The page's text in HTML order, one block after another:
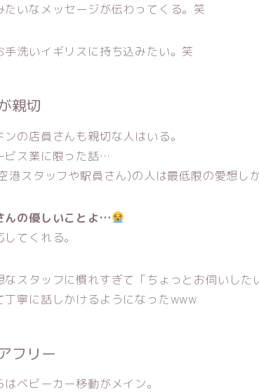
たいなメッセージが伝わってくる。笑
手洗いイギリスに持ち込みたい。笑
親切
の店員さんも親切な人はいる。
ビス業に限った話…
港スタッフや駅員さん)の人は最低限の愛想し
んの優しいことよ…
てくれる。
なスタッフに慣れすぎて「ちょっとお伺いした
丁寧に話しかけるようになったwww
フリー
ベビーカー移動がメイン。